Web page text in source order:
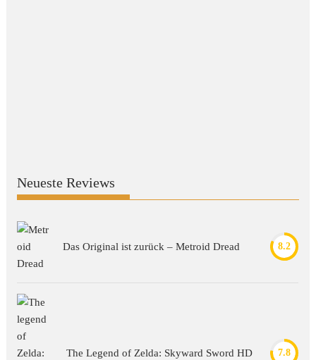
Neueste Reviews
Das Original ist zurück – Metroid Dread 8.2
The Legend of Zelda: Skyward Sword HD 7.8